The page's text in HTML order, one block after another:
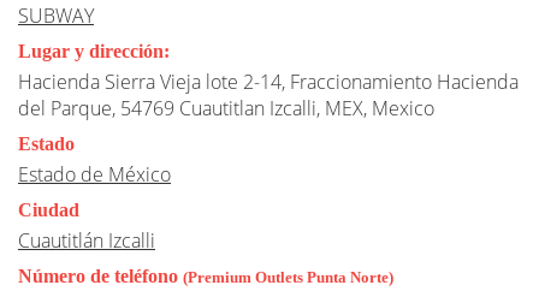
SUBWAY
Lugar y dirección:
Hacienda Sierra Vieja lote 2-14, Fraccionamiento Hacienda
del Parque, 54769 Cuautitlan Izcalli, MEX, Mexico
Estado
Estado de México
Ciudad
Cuautitlán Izcalli
Número de teléfono (Premium Outlets Punta Norte)